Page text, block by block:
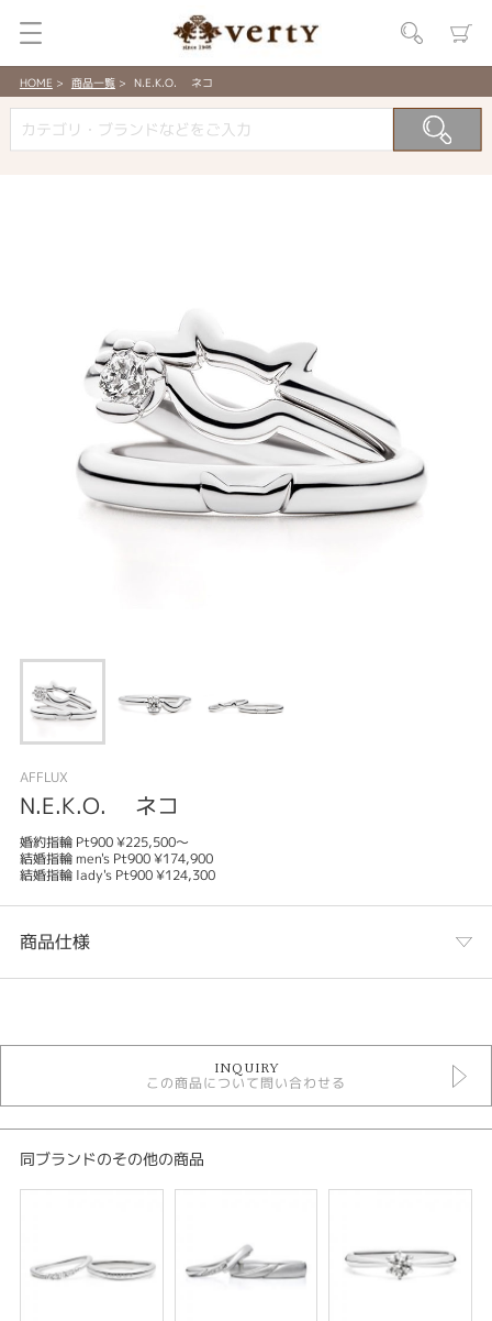
HOME 商品一覧 N.E.K.O. ネコ
AFFLUX
N.E.K.O. ネコ
婚約指輪 Pt900 ¥225,500～
結婚指輪 men's Pt900 ¥174,900
結婚指輪 lady's Pt900 ¥124,300
商品仕様
セットリング
性別
INQUIRY
この商品について問い合わせる
同ブランドのその他の商品